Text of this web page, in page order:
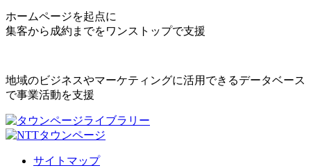
ホームページを起点に
集客から成約までをワンストップで支援
地域のビジネスやマーケティングに活用できるデータベース
で事業活動を支援
サイトマップ